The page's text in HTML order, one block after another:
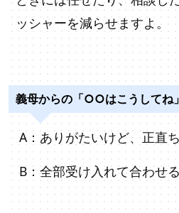
ッシャーを減らせますよ。
義母からの「○○はこうしてね
A：ありがたいけど、正直
B：全部受け入れて合わせる